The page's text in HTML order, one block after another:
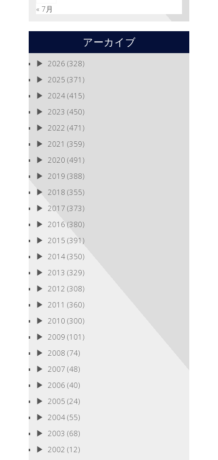
« 7月
アーカイブ
2026 (328)
2025 (371)
2024 (415)
2023 (450)
2022 (471)
2021 (359)
2020 (491)
2019 (388)
2018 (355)
2017 (373)
2016 (380)
2015 (391)
2014 (350)
2013 (329)
2012 (308)
2011 (360)
2010 (300)
2009 (101)
2008 (74)
2007 (48)
2006 (40)
2005 (24)
2004 (55)
2003 (68)
2002 (12)